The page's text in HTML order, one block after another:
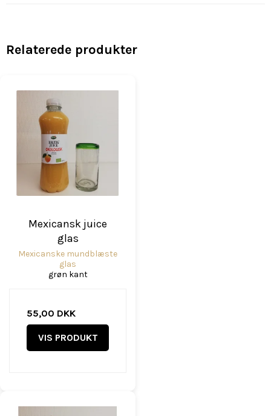
Relaterede produkter
Mexicansk juice
glas
Mexicanske mundblæste
glas
grøn kant
55,00 DKK
VIS PRODUKT